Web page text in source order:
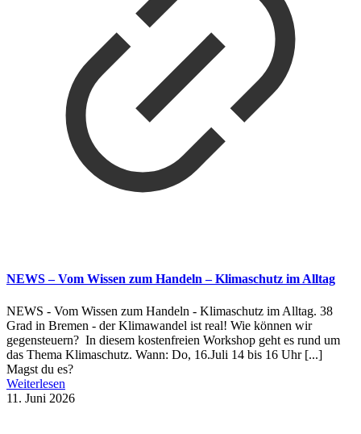
NEWS – Vom Wissen zum Handeln – Klimaschutz im Alltag
NEWS - Vom Wissen zum Handeln - Klimaschutz im Alltag. 38
Grad in Bremen - der Klimawandel ist real! Wie können wir
gegensteuern? In diesem kostenfreien Workshop geht es rund um
das Thema Klimaschutz. Wann: Do, 16.Juli 14 bis 16 Uhr [...]
Magst du es?
Weiterlesen
11. Juni 2026